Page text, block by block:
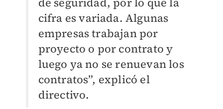
cifra es variada. Algunas
empresas trabajan por
proyecto o por contrato y
luego ya no se renuevan los
contratos”, explicó el
directivo.